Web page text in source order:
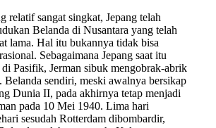
relatif sangat singkat, Jepang telah
Belanda di Nusantara yang telah
lama. Hal itu bukannya tidak bisa
Sebagaimana Jepang saat itu
di Pasifik, Jerman sibuk mengobrak-abrik
Belanda sendiri, meski awalnya bersikap
Dunia II, pada akhirnya tetap menjadi
pada 10 Mei 1940. Lima hari
sesudah Rotterdam dibombardir,